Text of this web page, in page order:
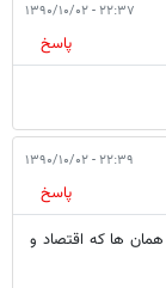
۲۲:۳۷ - ۱۳۹۰/۱۰/۰۲
پاسخ
۲۲:۳۹ - ۱۳۹۰/۱۰/۰۲
پاسخ
ها که اقتصاد و